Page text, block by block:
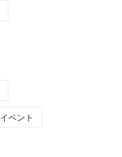
イベント